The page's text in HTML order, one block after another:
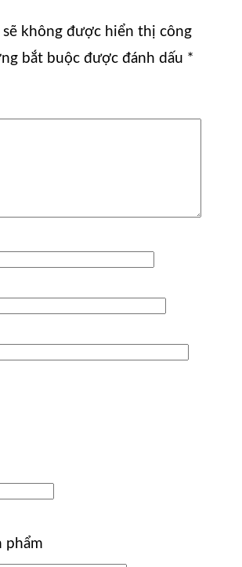
sẽ không được hiển thị công
bắt buộc được đánh dấu *
phẩm